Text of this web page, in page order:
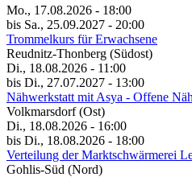
Mo., 17.08.2026 - 18:00
bis Sa., 25.09.2027 - 20:00
Trommelkurs für Erwachsene
Reudnitz-Thonberg (Südost)
Di., 18.08.2026 - 11:00
bis Di., 27.07.2027 - 13:00
Nähwerkstatt mit Asya - Offene
Volkmarsdorf (Ost)
Di., 18.08.2026 - 16:00
bis Di., 18.08.2026 - 18:00
Verteilung der Marktschwärmerei
Gohlis-Süd (Nord)